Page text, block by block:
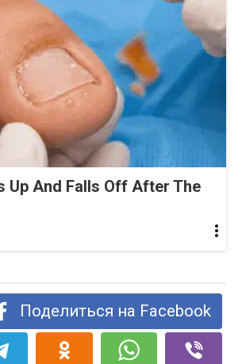
Up And Falls Off After The
Поделиться на Facebook